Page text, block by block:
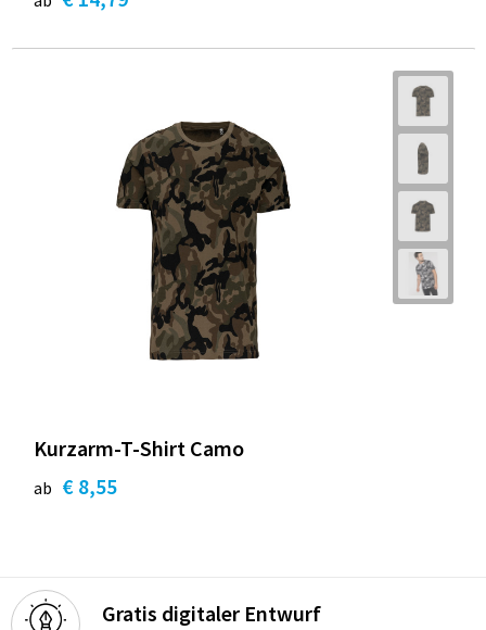
Kurzarm-T-Shirt Camo
ab € 8,55
Gratis digitaler Entwurf